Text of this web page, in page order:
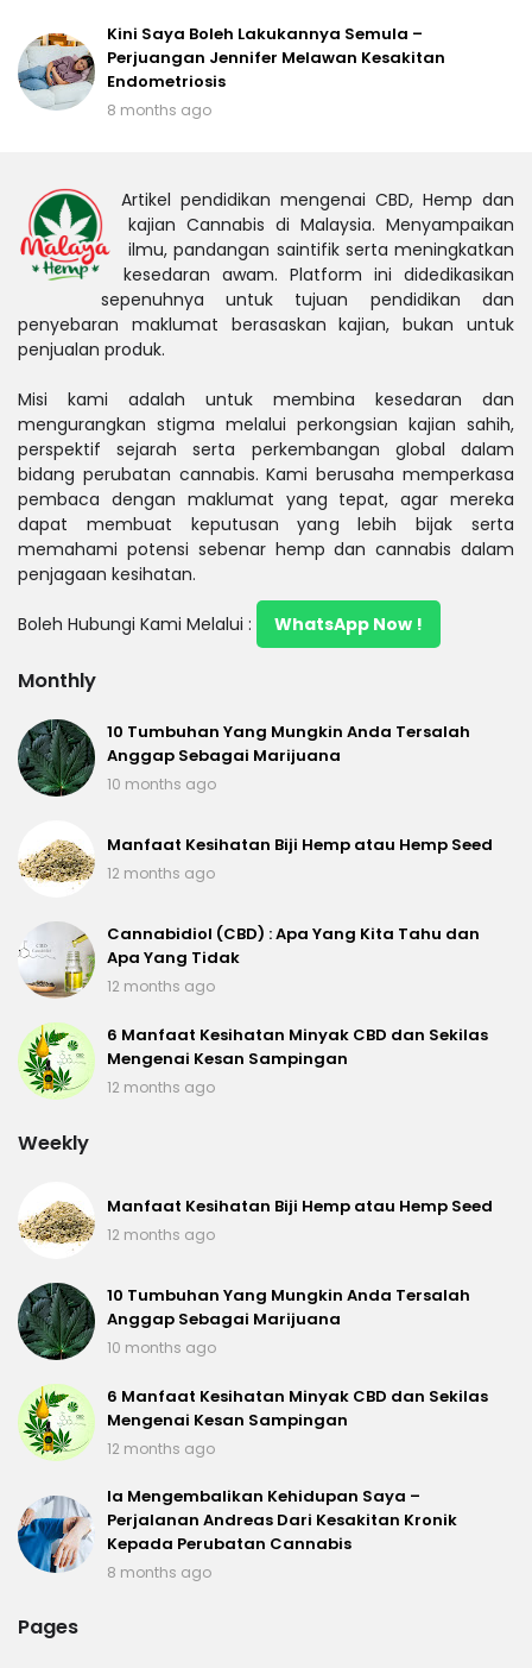
Kini Saya Boleh Lakukannya Semula –
Perjuangan Jennifer Melawan Kesakitan
Endometriosis
8 months ago
Artikel pendidikan mengenai CBD, Hemp dan
kajian Cannabis di Malaysia. Menyampaikan
ilmu, pandangan saintifik serta meningkatkan
kesedaran awam. Platform ini didedikasikan
sepenuhnya untuk tujuan pendidikan dan
penyebaran maklumat berasaskan kajian, bukan untuk
penjualan produk.
Misi kami adalah untuk membina kesedaran dan
mengurangkan stigma melalui perkongsian kajian sahih,
perspektif sejarah serta perkembangan global dalam
bidang perubatan cannabis. Kami berusaha memperkasa
pembaca dengan maklumat yang tepat, agar mereka
dapat membuat keputusan yang lebih bijak serta
memahami potensi sebenar hemp dan cannabis dalam
penjagaan kesihatan.
Boleh Hubungi Kami Melalui : WhatsApp Now !
Monthly
10 Tumbuhan Yang Mungkin Anda Tersalah
Anggap Sebagai Marijuana
10 months ago
Manfaat Kesihatan Biji Hemp atau Hemp Seed
12 months ago
Cannabidiol (CBD) : Apa Yang Kita Tahu dan
Apa Yang Tidak
12 months ago
6 Manfaat Kesihatan Minyak CBD dan Sekilas
Mengenai Kesan Sampingan
12 months ago
Weekly
Manfaat Kesihatan Biji Hemp atau Hemp Seed
12 months ago
10 Tumbuhan Yang Mungkin Anda Tersalah
Anggap Sebagai Marijuana
10 months ago
6 Manfaat Kesihatan Minyak CBD dan Sekilas
Mengenai Kesan Sampingan
12 months ago
Ia Mengembalikan Kehidupan Saya –
Perjalanan Andreas Dari Kesakitan Kronik
Kepada Perubatan Cannabis
8 months ago
Pages